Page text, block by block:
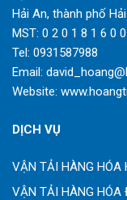
Hải An, thành phố
MST: 0 2 0 1 8 1 6 0
Tel: 0931587988
Email:
Website:
DỊCH VỤ
VẬN TẢI HÀNG HÓA
VẬN TẢI HÀNG HÓA